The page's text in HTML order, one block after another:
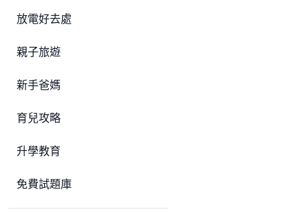
放電好去處
親子旅遊
新手爸媽
育兒攻略
升學教育
免費試題庫